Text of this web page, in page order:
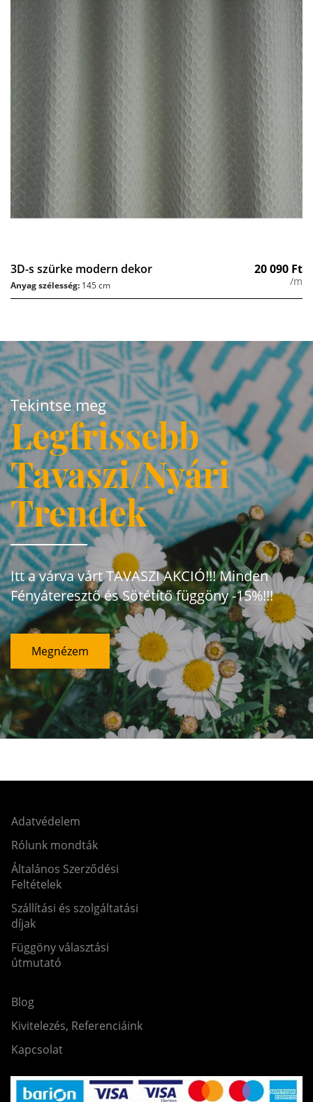
3D-s szürke modern dekor 20 090 Ft
/m
Anyag szélesség: 145 cm
Tekintse meg
Legfrissebb
Tavaszi/Nyári
Trendek
Itt a várva várt TAVASZI AKCIÓ!!! Minden
Fényáteresztő és Sötétítő függöny -15%!!!
Megnézem
Adatvédelem
Rólunk mondták
Általános Szerződési
Feltételek
Szállítási és szolgáltatási
díjak
Függöny választási
útmutató
Blog
Kivitelezés, Referenciáink
Kapcsolat